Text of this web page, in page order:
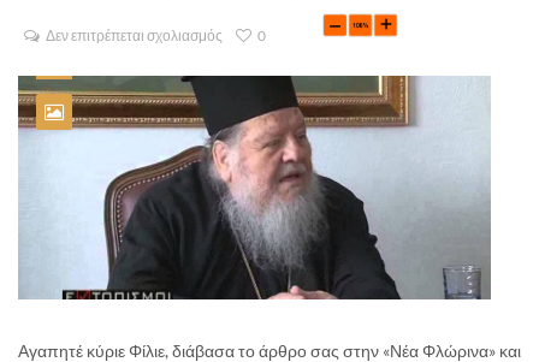
Δεν επιτρέπεται σχολιασμός 0
Αγαπητέ κύριε Φίλιε, διάβασα το άρθρο σας στην «Νέα Φλώρινα» και